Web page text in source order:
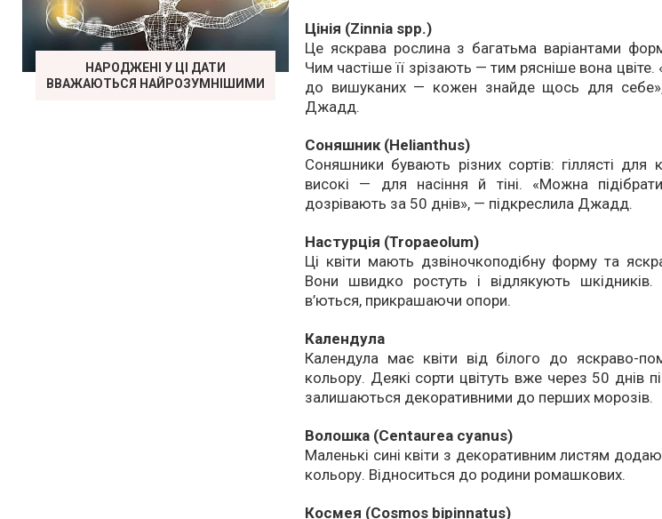
Цінія (Zinnia spp.)
Це яскрава рослина з багатьма варіантами форм
Чим частіше її зрізають — тим рясніше вона цвіте.
до вишуканих — кожен знайде щось для
Джадд.
Соняшник (Helianthus)
Соняшники бувають різних сортів: гіллясті для
високі — для насіння й тіні. «Можна
дозрівають за 50 днів», — підкреслила Джадд.
Настурція (Tropaeolum)
Ці квіти мають дзвіночкоподібну форму та
Вони швидко ростуть і відлякують
в’ються, прикрашаючи опори.
Календула
Календула має квіти від білого до яскраво-
кольору. Деякі сорти цвітуть вже через 50 днів
залишаються декоративними до перших морозів.
Волошка (Centaurea cyanus)
Маленькі сині квіти з декоративним листям
кольору. Відноситься до родини ромашкових.
Космея (Cosmos bipinnatus)
НАРОДЖЕНІ У ЦІ ДАТИ
ВВАЖАЮТЬСЯ НАЙРОЗУМНІШИМИ